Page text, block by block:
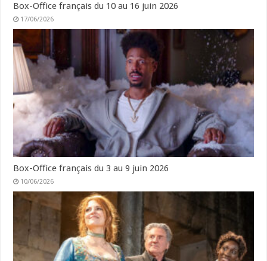
Box-Office français du 10 au 16 juin 2026
17/06/2026
Box-Office français du 3 au 9 juin 2026
10/06/2026